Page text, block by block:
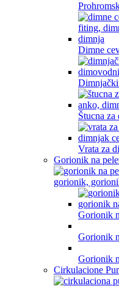
Dimne
Štucna
Vrata za
Gorionik na
Gorionik
Gorionik
Gorionik
Cirkulacione